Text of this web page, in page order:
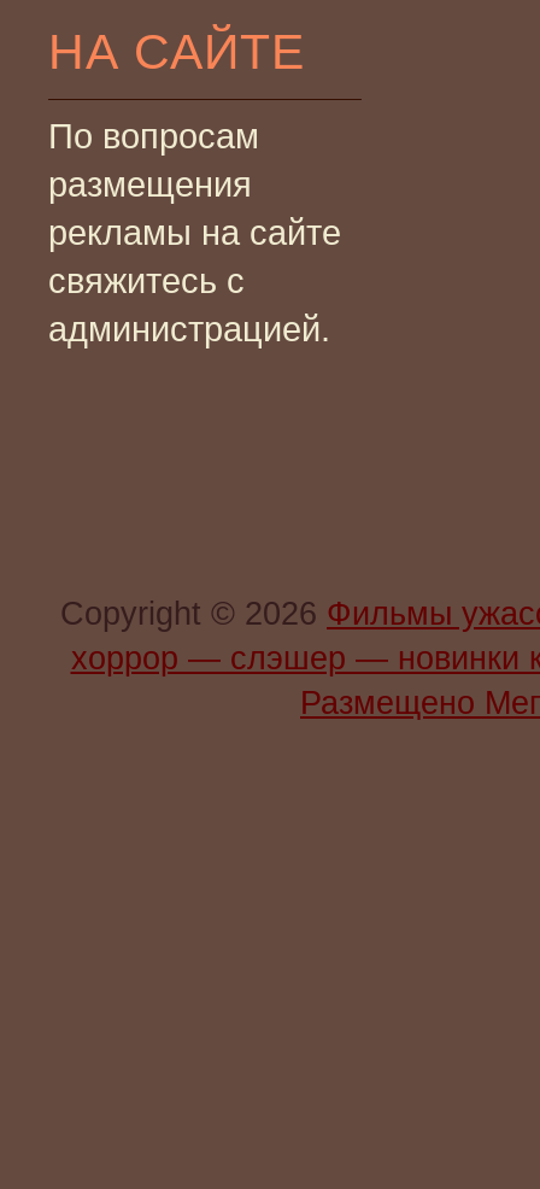
НА САЙТЕ
По вопросам
размещения
рекламы на сайте
свяжитесь с
администрацией.
Copyright © 2026 Фильмы
хоррор — слэшер —
Размещено